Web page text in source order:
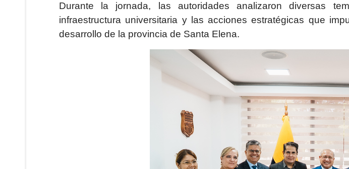
Durante la jornada, las autoridades analizaron diversas
infraestructura universitaria y las acciones estratégicas que
desarrollo de la provincia de Santa Elena.